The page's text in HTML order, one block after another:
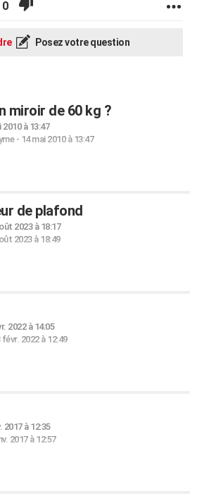
0
Posez votre question
miroir de 60 kg ?
2010 à 13:47
- 14 mai 2010 à 13:47
de plafond
2023 à 18:17
2023 à 18:49
2022 à 14:05
févr. 2022 à 12:49
2017 à 12:35
2017 à 12:57